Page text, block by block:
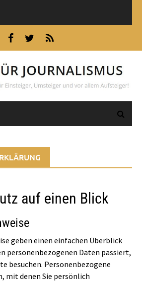
auf einen Blick
geben einen einfachen Überblick
personenbezogenen Daten passiert,
besuchen. Personenbezogene
mit denen Sie persönlich